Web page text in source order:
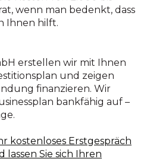
wenn man bedenkt, dass
Ihnen hilft.
erstellen wir mit Ihnen
und zeigen
finanzieren. Wir
bankfähig auf –
kostenloses Erstgespräch
lassen Sie sich Ihren